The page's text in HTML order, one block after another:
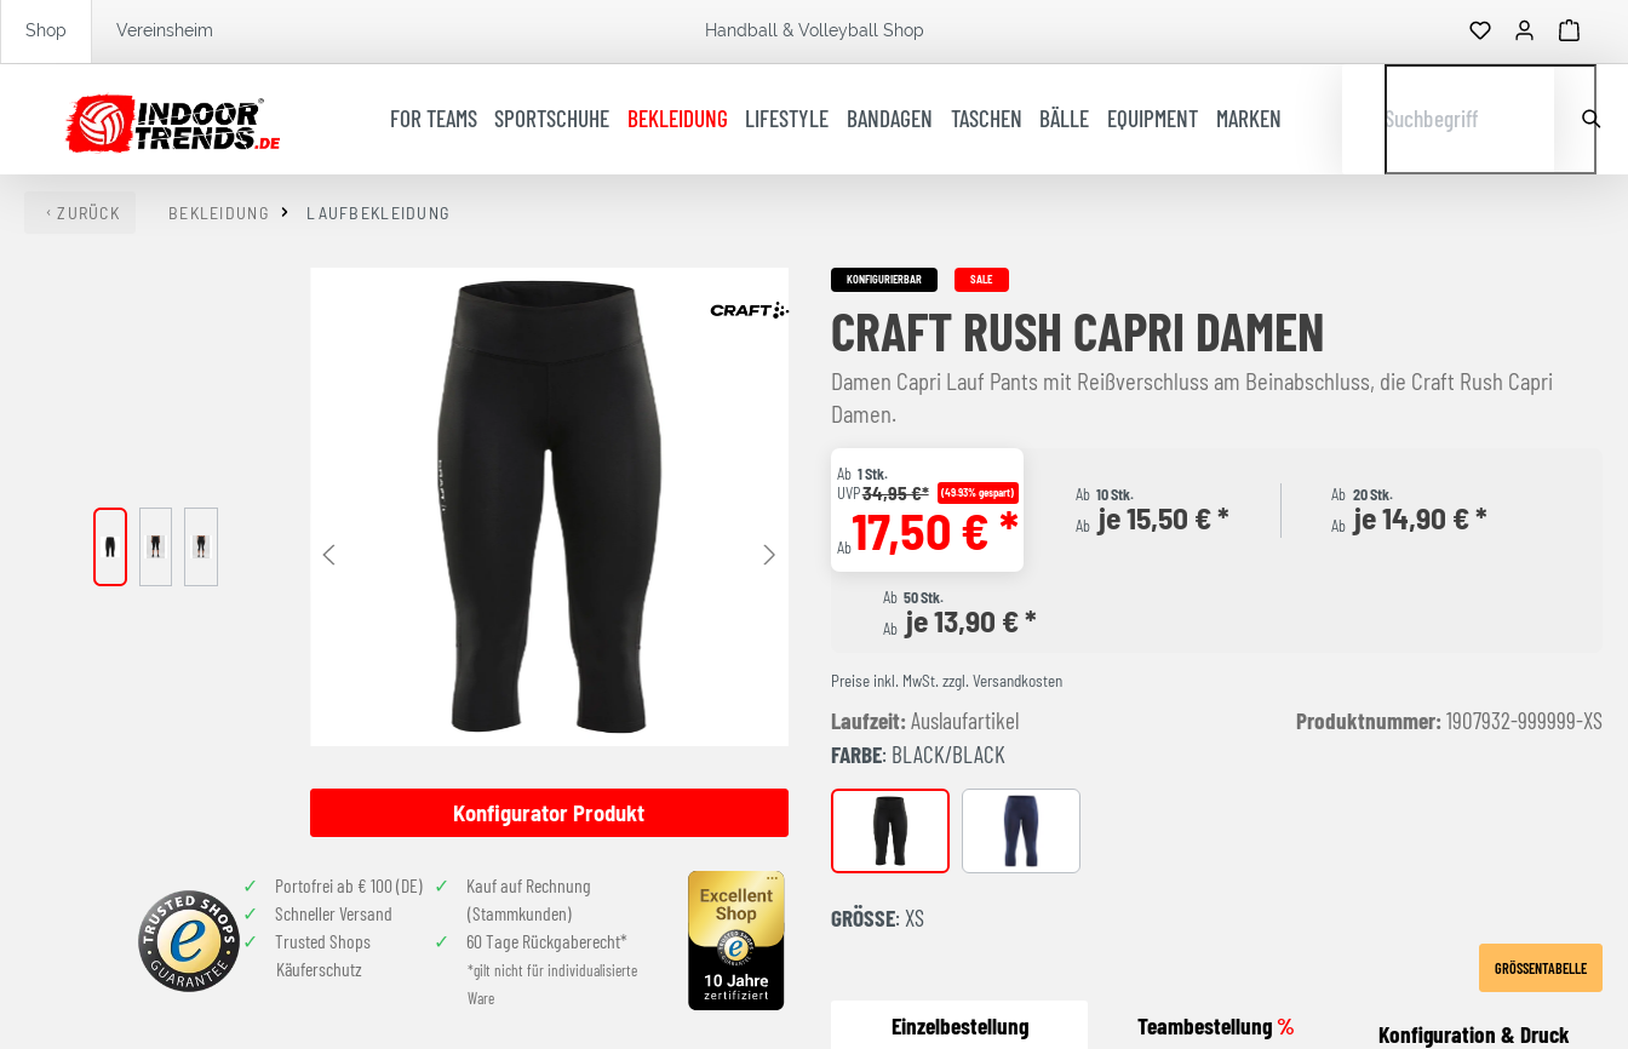
Zur Hauptnavigation springen
Shop Vereinsheim Handball & Volleyball Shop
FOR TEAMS SPORTSCHUHE BEKLEIDUNG LIFESTYLE BANDAGEN TASCHEN BÄLLE EQUIPMENT MARKEN Suchbegriff
ZURÜCK BEKLEIDUNG LAUFBEKLEIDUNG
Konfigurator Produkt
Portofrei ab € 100 (DE)
Schneller Versand
Trusted Shops
Käuferschutz
Kauf auf Rechnung
(Stammkunden)
60 Tage Rückgaberecht*
*gilt nicht für individualisierte
Ware
KONFIGURIERBAR SALE
CRAFT RUSH CAPRI DAMEN
Damen Capri Lauf Pants mit Reißverschluss am Beinabschluss, die Craft Rush Capri
Damen.
Ab 1 Stk.
UVP34,95 €* (49.93% gespart)
Ab17,50 € *
Ab 10 Stk.
Ab je 15,50 € *
Ab 20 Stk.
Ab je 14,90 € *
Ab 50 Stk.
Ab je 13,90 € *
Preise inkl. MwSt. zzgl. Versandkosten
Laufzeit: Auslaufartikel Produktnummer: 1907932-999999-XS
FARBE: BLACK/BLACK
BLACK/BLACK Navy/Navy
GRÖSSE : XS
GRÖSSENTABELLE
Einzelbestellung Teambestellung% Konfiguration & Druck